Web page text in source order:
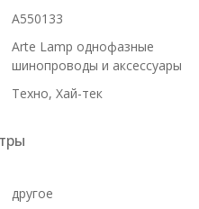
A550133
Arte Lamp однофазные
шинопроводы и аксессуары
Техно, Хай-тек
другое